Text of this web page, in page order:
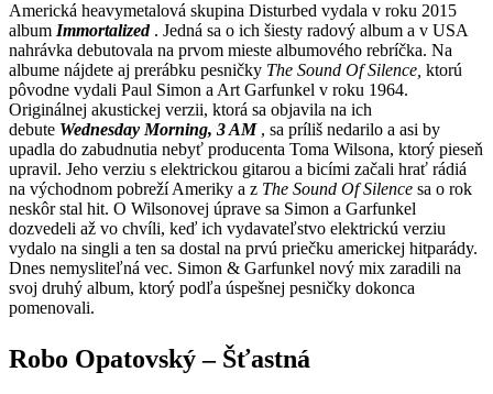
Americká heavymetalová skupina Disturbed vydala v roku 2015
album Immortalized. Jedná sa o ich šiesty radový album a v USA
nahrávka debutovala na prvom mieste albumového rebríčka. Na
albume nájdete aj prerábku pesničky The Sound Of Silence, ktorú
pôvodne vydali Paul Simon a Art Garfunkel v roku 1964.
Originálnej akustickej verzii, ktorá sa objavila na ich
debute Wednesday Morning, 3 AM, sa príliš nedarilo a asi by
upadla do zabudnutia nebyť producenta Toma Wilsona, ktorý pieseň
upravil. Jeho verziu s elektrickou gitarou a bicími začali hrať rádiá
na východnom pobreží Ameriky a z The Sound Of Silence sa o rok
neskôr stal hit. O Wilsonovej úprave sa Simon a Garfunkel
dozvedeli až vo chvíli, keď ich vydavateľstvo elektrickú verziu
vydalo na singli a ten sa dostal na prvú priečku americkej hitparády.
Dnes nemysliteľná vec. Simon & Garfunkel nový mix zaradili na
svoj druhý album, ktorý podľa úspešnej pesničky dokonca
pomenovali.
Robo Opatovský – Šťastná